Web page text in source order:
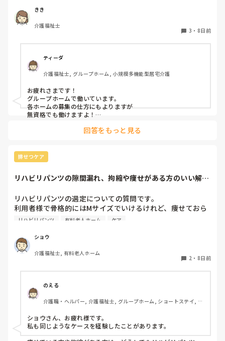
きき
介護福祉士
3 ・ 8日前
ティーダ
介護福祉士, グループホーム, 小規模多機能型居宅介護
お疲れさまです！
グループホームで働いています。
各ホームの募集の仕方にもよりますが
無資格でも働けますよ！
認知症に関してはもしかしたら
ただ、グループホームは利用者様がMAX9名で、その中に介助
出来る職員がいて基本はは全ての業務をこなすので
います。
以外が残業する事で対応出来ています。）
なのでそういう人が足りていない施設にとっては貴重な存在に
なるし、直接介助しなくても現場で利用者様と会話はするの
そこから興味があればですが、資格取得支援が受けられる可能
性もありますし(^^)
回答をもっと見る
排せつケア
リハビリパンツの隙間漏れ、拘縮や痩せがある方のいい解決
リハビリパンツの選定についての質問です。
利用者様で骨格的にはMサイズでいけるけれど、痩せておら
れたり、拘縮等で隙間ができ、そこから漏れてしまう方がた
ちなみに、パッドも当てている方がほとんどです。
みなさんの施設での対策や、おすすめの選び方・当て方など
よろしくお願いいたします。
リハビリパンツ 有料老人ホーム ケア
ショウ
介護福祉士, 有料老人ホーム
2 ・ 8日前
のえる
介護職・ヘルパー, 介護福祉士, グループホーム, ショートステイ, デ
護
ショウさん、お疲れ様です。
私も同じようなケースを経験したことがあります。